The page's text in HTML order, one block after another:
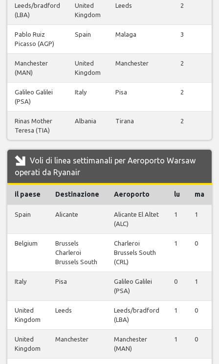
Leeds/bradford
(LBA)
United
Kingdom
Leeds 2
Pablo Ruiz
Picasso (AGP)
Spain Malaga 3
Manchester
(MAN)
United
Kingdom
Manchester 2
Galileo Galilei
(PSA)
Italy Pisa 2
Rinas Mother
Teresa (TIA)
Albania Tirana 2
Voli di linea settimanali per Aeroporto Warsaw
operati da Ryanair
il paese Destinazione Aeroporto lu ma
Spain Alicante
Alicante El Altet
(ALC)
1 1
Belgium
Brussels
Charleroi
Brussels South
Charleroi
Brussels South
(CRL)
1 0
Italy Pisa
Galileo Galilei
(PSA)
0 1
United
Kingdom
Leeds
Leeds/bradford
(LBA)
1 0
United
Kingdom
Manchester
Manchester
(MAN)
1 0